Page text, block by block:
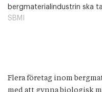
bergmaterialindustrin ska
SBMI
Flera företag inom
med att gynna biologisk